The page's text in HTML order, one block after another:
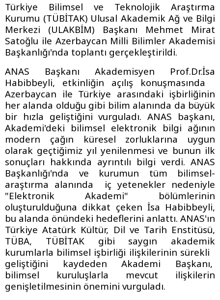
Türkiye Bilimsel ve Teknolojik Araştırma
Kurumu (TÜBİTAK) Ulusal Akademik Ağ ve Bilgi
Merkezi (ULAKBİM) Başkanı Mehmet Mirat
Satoğlu ile Azerbaycan Milli Bilimler Akademisi
Başkanlığı'nda toplantı gerçekleştirildi.
ANAS Başkanı Akademisyen Prof.Dr.İsa
Habibbeyli, etkinliğin açılış konuşmasında
Azerbaycan ile Türkiye arasındaki işbirliğinin
her alanda olduğu gibi bilim alanında da büyük
bir hızla geliştiğini vurguladı. ANAS başkanı,
Akademi'deki bilimsel elektronik bilgi ağının
modern çağın küresel zorluklarına uygun
olarak geçtiğimiz yıl yenilenmesi ve bunun ilk
sonuçları hakkında ayrıntılı bilgi verdi. ANAS
Başkanlığı'nda ve kurumun tüm bilimsel-
araştırma alanında iç yetenekler nedeniyle
"Elektronik Akademi" bölümlerinin
oluşturulduğuna dikkat çeken İsa Habibbeyli,
bu alanda önündeki hedeflerini anlattı. ANAS'ın
Türkiye Atatürk Kültür, Dil ve Tarih Enstitüsü,
TÜBA, TÜBİTAK gibi saygın akademik
kurumlarla bilimsel işbirliği ilişkilerinin sürekli
geliştiğini kaydeden Akademi Başkanı,
bilimsel kuruluşlarla mevcut ilişkilerin
genişletilmesinin önemini vurguladı.